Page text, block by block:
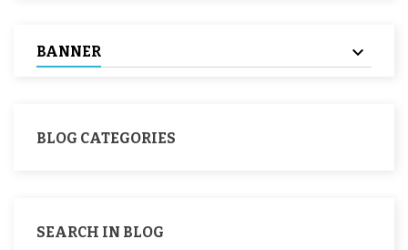
BANNER
BLOG CATEGORIES
SEARCH IN BLOG